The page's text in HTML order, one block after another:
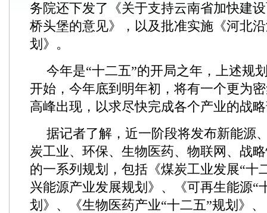
务院还下发了《关于支持云南省加快建
桥头堡的意见》，以及批准实施《河北
划》。
今年是“十二五”的开局之年，上述规
开始，今年底到明年初，将有一个更为
高峰出现，以求尽快完成各个产业的战
据记者了解，近一阶段将发布新能源
炭工业、环保、生物医药、物联网、战
的一系列规划，包括《煤炭工业发展“十
兴能源产业发展规划》、《可再生能源“
划》、《生物医药产业“十二五”规划》